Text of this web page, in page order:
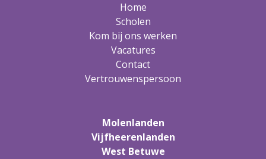
Home
Scholen
Kom bij ons werken
Vacatures
Contact
Vertrouwenspersoon
Molenlanden
Vijfheerenlanden
West Betuwe